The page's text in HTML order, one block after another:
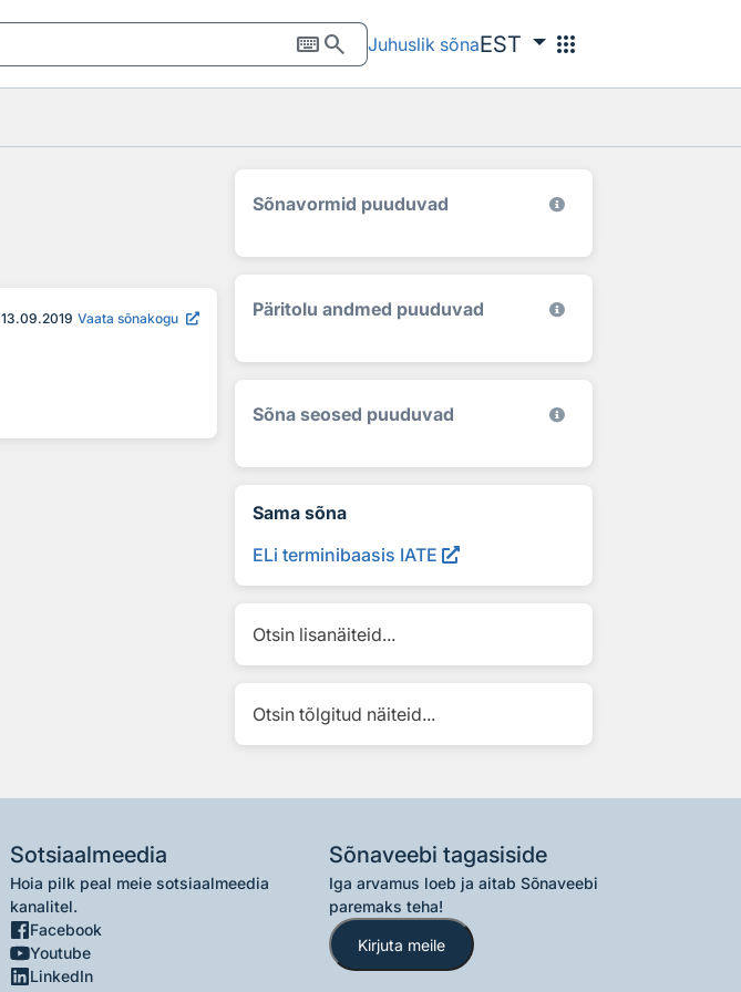
keyboardsearch Juhuslik sõnaEST apps
13.09.2019 Vaata sõnakogu
Sõnavormid puuduvad
Päritolu andmed puuduvad
Sõna seosed puuduvad
Sama sõna
ELi terminibaasis IATE
Otsin lisanäiteid...
Otsin tõlgitud näiteid...
Sotsiaalmeedia
Hoia pilk peal meie sotsiaalmeedia
kanalitel.
Facebook
Youtube
LinkedIn
Sõnaveebi tagasiside
Iga arvamus loeb ja aitab Sõnaveebi
paremaks teha!
Kirjuta meile